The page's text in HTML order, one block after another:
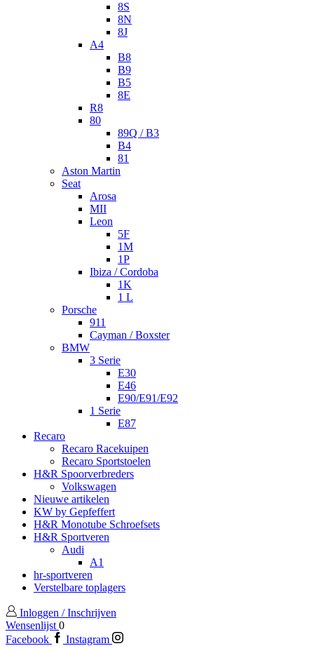
8S
8N
8J
A4
B8
B9
B5
8E
R8
80
89Q / B3
B4
81
Aston Martin
Seat
Arosa
MII
Leon
5F
1M
1P
Ibiza / Cordoba
1K
1 L
Porsche
911
Cayman / Boxster
BMW
3 Serie
E30
E46
E90/E91/E92
1 Serie
E87
Recaro
Recaro Racekuipen
Recaro Sportstoelen
H&R Spoorverbreders
Volkswagen
Nieuwe artikelen
KW by Gepfeffert
H&R Monotube Schroefsets
H&R Sportveren
Audi
A1
hr-sportveren
Verstelbare toplagers
Inloggen / Inschrijven
Wensenlijst 0
Facebook
Instagram